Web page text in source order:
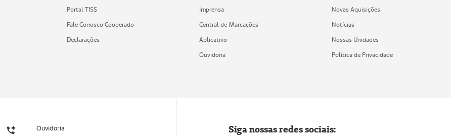
Portal TISS
Fale Conosco Cooperado
Declarações
Imprensa
Central de Marcações
Aplicativo
Ouvidoria
Novas Aquisições
Notícias
Nossas Unidades
Política de Privacidade
Ouvidoria Siga nossas redes sociais: